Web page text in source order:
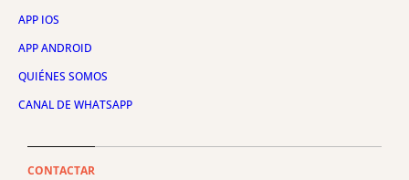
APP IOS
APP ANDROID
QUIÉNES SOMOS
CANAL DE WHATSAPP
CONTACTAR